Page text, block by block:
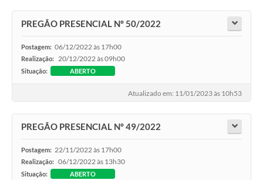
Telefones Úteis
Enquete
Agenda
Contato
PREGÃO PRESENCIAL Nº 50/2022
Postagem: 06/12/2022 às 17h00
Realização: 20/12/2022 às 09h00
Situação: ABERTO
Atualizado em: 11/01/2023 às 10h53
PREGÃO PRESENCIAL Nº 49/2022
Postagem: 22/11/2022 às 17h00
Realização: 06/12/2022 às 13h30
Situação: ABERTO